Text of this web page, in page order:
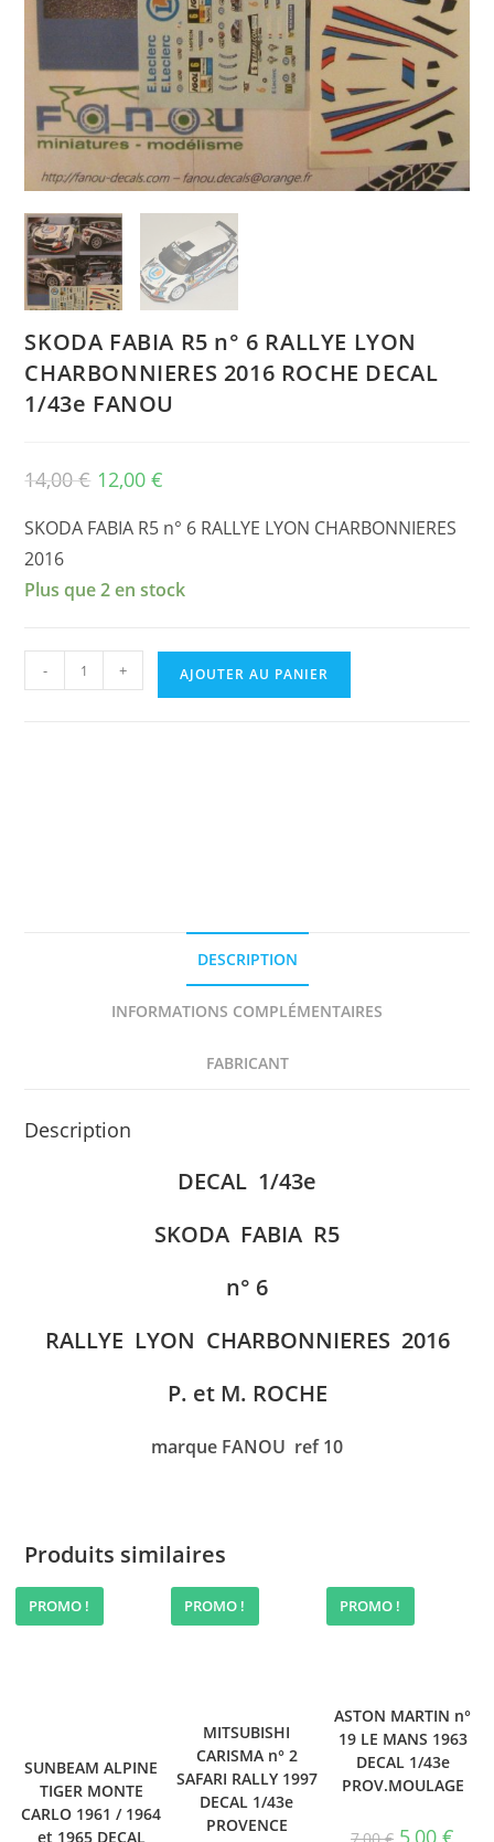
SKODA FABIA R5 n° 6 RALLYE LYON
CHARBONNIERES 2016 ROCHE DECAL
1/43e FANOU
14,00€ Le
prix
était :
14,00 €.
12,00€
est :
12,00 €.
SKODA FABIA R5 n° 6 RALLYE LYON CHARBONNIERES
2016
Plus que 2 en stock
quantité
de
- + AJOUTER AU PANIER
DESCRIPTION
INFORMATIONS COMPLÉMENTAIRES
FABRICANT
Description
DECAL 1/43e
SKODA FABIA R5
n° 6
RALLYE LYON CHARBONNIERES 2016
P. et M. ROCHE
marque FANOU ref 10
Produits similaires
PROMO !
PROMO !
SUNBEAM ALPINE
TIGER MONTE
CARLO 1961 / 1964
et 1965 DECAL
PROMO !
PROMO !
MITSUBISHI
CARISMA n° 2
SAFARI RALLY 1997
DECAL 1/43e
PROVENCE
PROMO !
PROMO !
ASTON MARTIN n°
19 LE MANS 1963
DECAL 1/43e
PROV.MOULAGE
Le